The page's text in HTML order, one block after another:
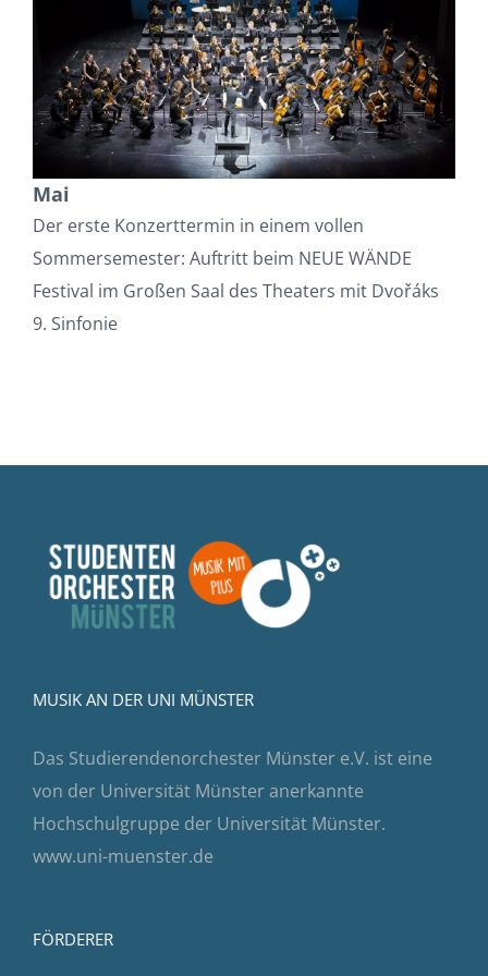
Mai
Der erste Konzerttermin in einem vollen
Sommersemester: Auftritt beim NEUE WÄNDE
Festival im Großen Saal des Theaters mit Dvořáks
9. Sinfonie
MUSIK AN DER UNI MÜNSTER
Das Studierendenorchester Münster e.V. ist eine
von der Universität Münster anerkannte
Hochschulgruppe der Universität Münster.
www.uni-muenster.de
FÖRDERER